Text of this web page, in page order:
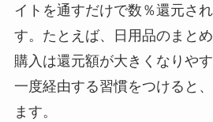
イトを通すだけで数％還元さ
す。たとえば、日用品のまと
購入は還元額が大きくなりや
一度経由する習慣をつけると
ます。